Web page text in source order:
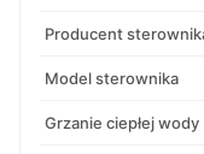
Producent
Model sterownika
Grzanie ciepłej wody